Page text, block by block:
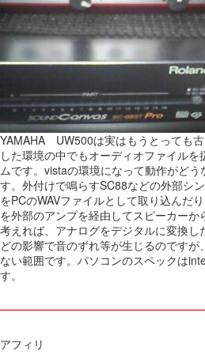
YAMAHA UW500は実はもうとっても
した環境の中でもオーディオファイル
ムです。vistaの環境になって動作がど
す。外付けで鳴らすSC88などの外部シ
をPCのWAVファイルとして取り込んだ
を外部のアンプを経由してスピーカー
考えれば、アナログをデジタルに変換
どの影響で音のずれ等が生じるのです
ない範囲です。パソコンのスペックは
す。
アフィリ